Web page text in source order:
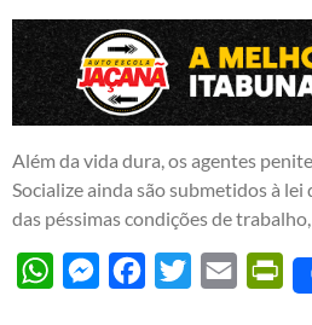
Além da vida dura, os agentes
Socialize ainda são submetidos à
das péssimas condições de
WhatsAppMessengerFacebook
Twitter Email